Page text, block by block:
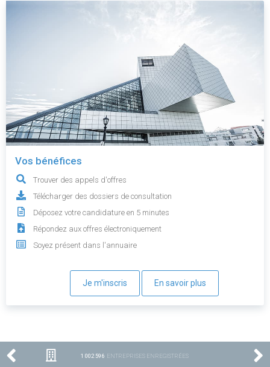
Vos bénéfices
Trouver des appels d'offres
Télécharger des dossiers de consultation
Déposez votre candidature en 5 minutes
Répondez aux offres électroniquement
Soyez présent dans l'annuaire
Je m'inscris En savoir plus
1 002 596 ENTREPRISES ENREGISTRÉES